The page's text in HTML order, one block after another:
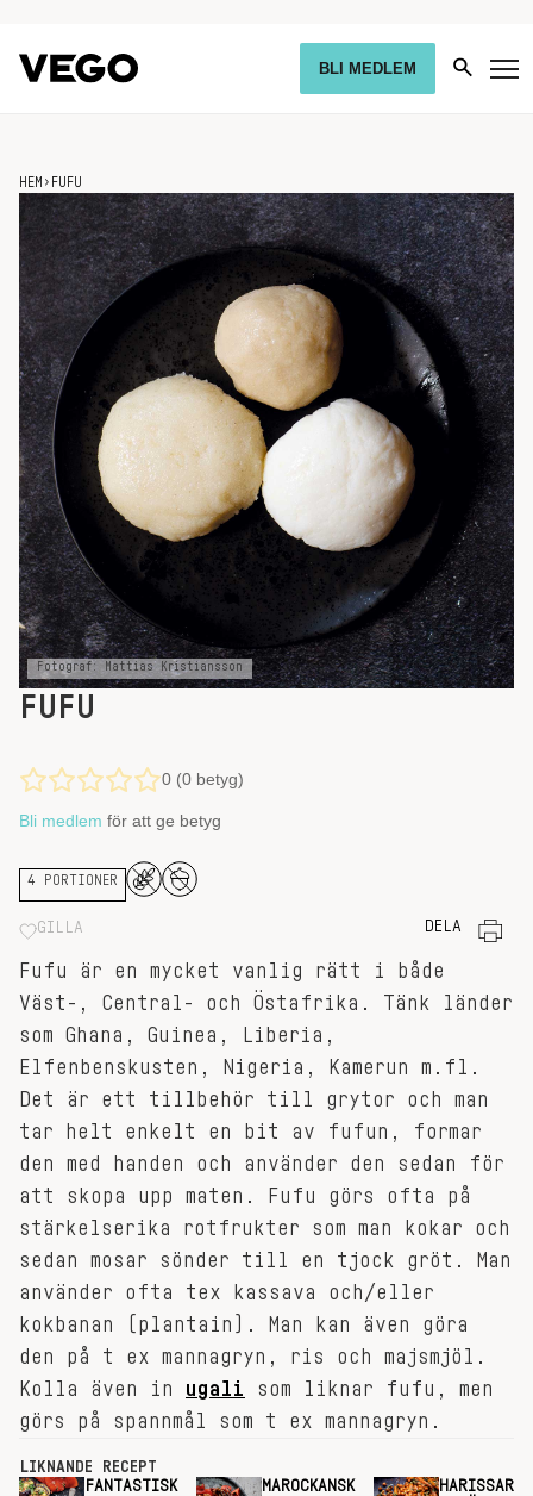
BLI MEDLEM
HEM › FUFU
Fotograf: Mattias Kristiansson
FUFU
0 (0 betyg)
Bli medlem för att ge betyg
4 PORTIONER
GILLA DELA
Fufu är en mycket vanlig rätt i både
Väst-, Central- och Östafrika. Tänk länder
som Ghana, Guinea, Liberia,
Elfenbenskusten, Nigeria, Kamerun m.fl.
Det är ett tillbehör till grytor och man
tar helt enkelt en bit av fufun, formar
den med handen och använder den sedan för
att skopa upp maten. Fufu görs ofta på
stärkelserika rotfrukter som man kokar och
sedan mosar sönder till en tjock gröt. Man
använder ofta tex kassava och/eller
kokbanan (plantain). Man kan även göra
den på t ex mannagryn, ris och majsmjöl.
Kolla även in ugali
som liknar fufu, men
görs på spannmål som t ex mannagryn.
LIKNANDE RECEPT
FANTASTISK
MAROCKANSK